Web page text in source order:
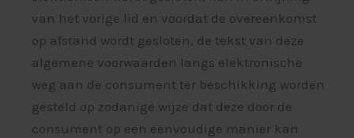
van het vorige lid en voordat de overeenkomst
op afstand wordt gesloten, de tekst van deze
algemene voorwaarden langs elektronische
weg aan de consument ter beschikking worden
gesteld op zodanige wijze dat deze door de
consument op een eenvoudige manier kan